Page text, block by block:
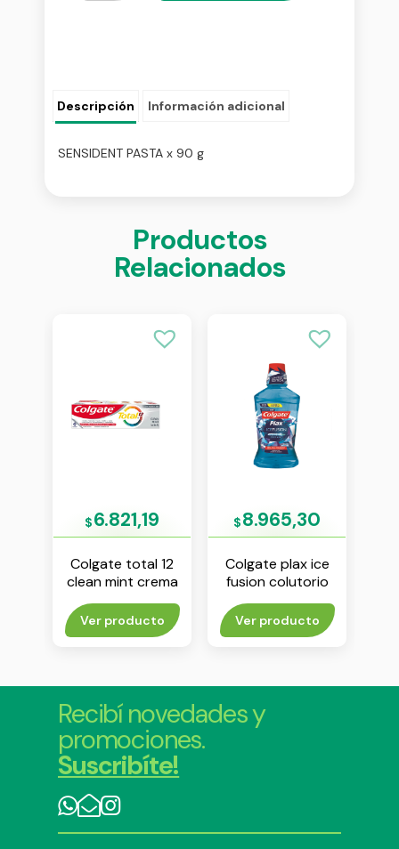
Descripción Información adicional
SENSIDENT PASTA x 90 g
Productos
Relacionados
$6.821,19
Colgate total 12
clean mint crema
dental x 90 g
Ver producto
$8.965,30
Colgate plax ice
fusion colutorio
500 ml x 350 ml
Ver producto
Recibí novedades y
promociones.
Suscribíte!